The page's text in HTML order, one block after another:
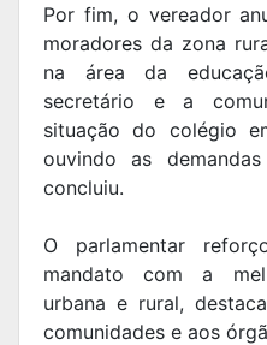
Por fim, o vereador
moradores da zona
na área da
secretário e a
situação do colégio
ouvindo as
concluiu.
O parlamentar
mandato com a
urbana e rural,
comunidades e aos